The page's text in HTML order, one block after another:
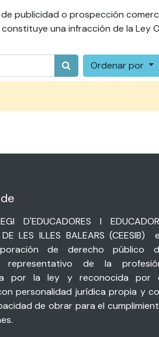
publicidad o prospección
una infracción de la Ley
Ordenar por
D'EDUCADORES I
LES ILLES BALEARS (CEESIB)
de derecho público
representativo de la
por la ley y reconocida por
personalidad jurídica propia y
de obrar para el